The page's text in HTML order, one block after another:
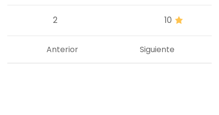
2 10
Siguiente
Anterior